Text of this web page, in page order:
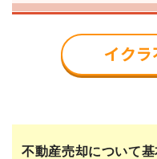
不動産売却について